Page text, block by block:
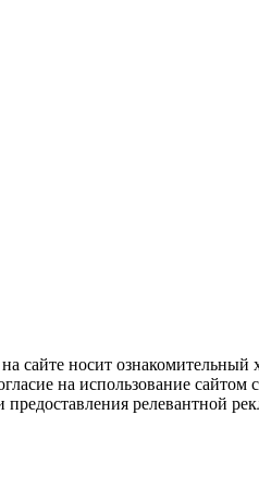
носит ознакомительный
на использование
предоставления релевантной